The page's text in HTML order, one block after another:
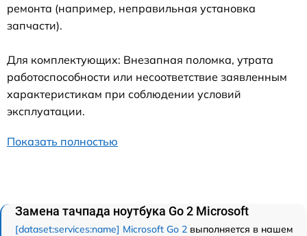
ремонта (например, неправильная установка
запчасти).
Для комплектующих: Внезапная поломка, утрата
работоспособности или несоответствие заявленным
характеристикам при соблюдении условий
эксплуатации.
Показать полностью
Замена тачпада ноутбука Go 2 Microsoft
[dataset:services:name] Microsoft Go 2 выполняется в нашем